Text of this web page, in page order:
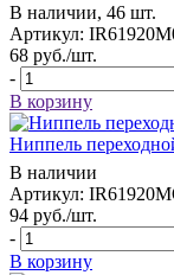
В наличии, 46 шт.
Артикул:
68 руб./шт.
-
В корзину
Ниппель
В наличии
Артикул:
94 руб./шт.
-
В корзину